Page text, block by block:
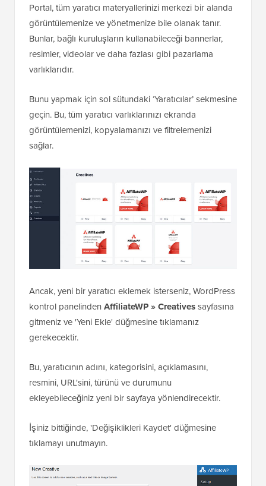
Portal, tüm yaratıcı materyallerinizi merkezi bir alanda
görüntülemenize ve yönetmenize bile olanak tanır.
Bunlar, bağlı kuruluşların kullanabileceği bannerlar,
resimler, videolar ve daha fazlası gibi pazarlama
varlıklarıdır.
Bunu yapmak için sol sütundaki ‘Yaratıcılar’ sekmesine
geçin. Bu, tüm yaratıcı varlıklarınızı ekranda
görüntülemenizi, kopyalamanızı ve filtrelemenizi
sağlar.
Ancak, yeni bir yaratıcı eklemek isterseniz, WordPress
kontrol panelinden AffiliateWP » Creativessayfasına
gitmeniz ve 'Yeni Ekle' düğmesine tıklamanız
gerekecektir.
Bu, yaratıcının adını, kategorisini, açıklamasını,
resmini, URL'sini, türünü ve durumunu
ekleyebileceğiniz yeni bir sayfaya yönlendirecektir.
İşiniz bittiğinde, 'Değişiklikleri Kaydet' düğmesine
tıklamayı unutmayın.